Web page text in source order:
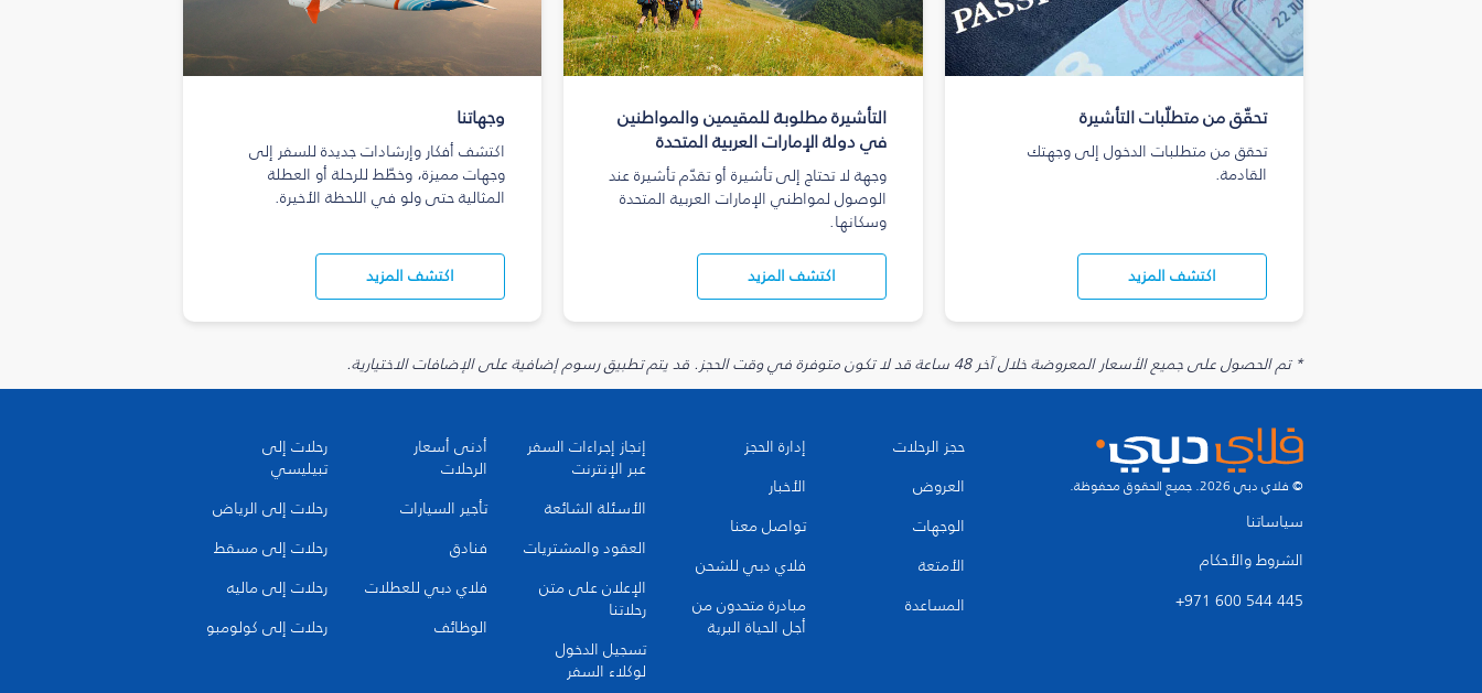
تحقّق من متطلّبات التأشيرة
تحقق من متطلبات الدخول إلى وجهتك
القادمة.
اكتشف المزيد
التأشيرة مطلوبة للمقيمين والمواطنين
في دولة الإمارات العربية المتحدة
وجهة لا تحتاج إلى تأشيرة أو تقدّم تأشيرة عند
الوصول لمواطني الإمارات العربية المتحدة
وسكانها.
اكتشف المزيد
وجهاتنا
اكتشف أفكار وإرشادات جديدة للسفر إلى
وجهات مميزة، وخطّط للرحلة أو العطلة
المثالية حتى ولو في اللحظة الأخيرة.
اكتشف المزيد
* تم الحصول على جميع الأسعار المعروضة خلال آخر 48 ساعة قد لا تكون متوفرة في وقت الحجز. قد يتم تطبيق رسوم إضافية على الإضافات الاختيارية.
© فلاي دبي 2026. جميع الحقوق محفوظة.
سياساتنا
الشروط والأحكام
+971 600 544 445
حجز الرحلات
العروض
الوجهات
الأمتعة
المساعدة
إدارة الحجز
الأخبار
تواصل معنا
فلاي دبي للشحن
مبادرة متحدون من
أجل الحياة البرية
إنجاز إجراءات السفر
عبر الإنترنت
الأسئلة الشائعة
العقود والمشتريات
الإعلان على متن
رحلاتنا
تسجيل الدخول
لوكلاء السفر
أدنى أسعار
الرحلات
تأجير السيارات
فنادق
فلاي دبي للعطلات
الوظائف
رحلات إلى
تبيليسي
رحلات إلى الرياض
رحلات إلى مسقط
رحلات إلى ماليه
رحلات إلى كولومبو